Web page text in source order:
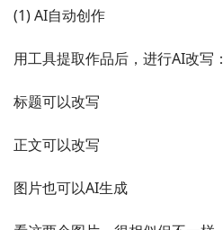
(1) AI自动创作
用工具提取作品后，进行AI改写：
标题可以改写
正文可以改写
图片也可以AI生成